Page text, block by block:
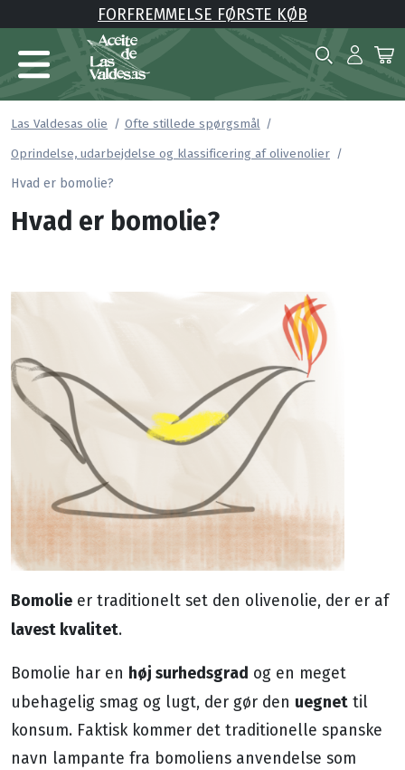
FORFREMMELSE FØRSTE KØB
Las Valdesas olie
Ofte stillede spørgsmål
Oprindelse, udarbejdelse og klassificering af olivenolier
Hvad er bomolie?
Hvad er bomolie?
Bomolie er traditionelt set den olivenolie, der er af
lavest kvalitet.
Bomolie har en høj surhedsgrad og en meget
ubehagelig smag og lugt, der gør den uegnet til
konsum. Faktisk kommer det traditionelle spanske
navn lampante fra bomoliens anvendelse som